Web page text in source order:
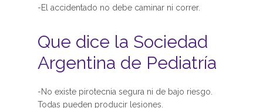
-El accidentado no debe caminar ni correr.
Que dice la Sociedad
Argentina de Pediatría
-No existe pirotecnia segura ni de bajo riesgo.
Todas pueden producir lesiones.